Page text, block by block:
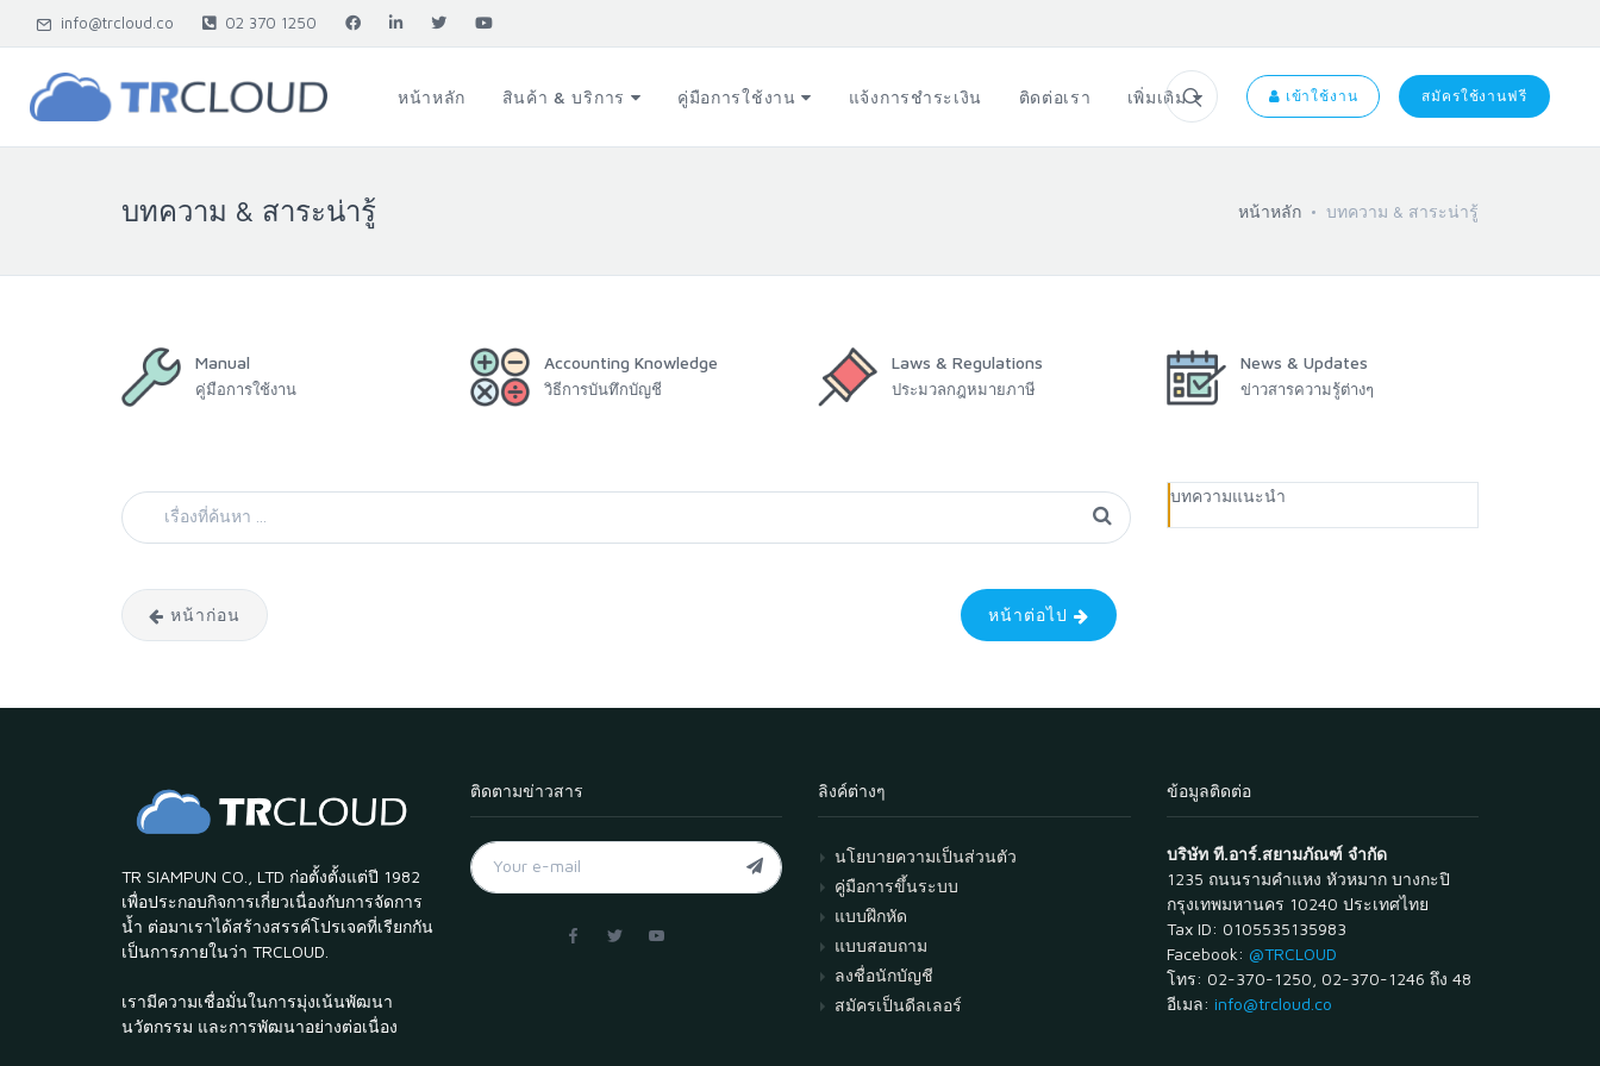
info@trcloud.co 02 370 1250
หน้าหลัก สินค้า & บริการ คู่มือการใช้งาน แจ้งการชำระเงิน ติดต่อเรา เพิ่มเติม เข้าใช้งาน สมัครใช้งานฟรี
บทความ & สาระน่ารู้ หน้าหลัก บทความ & สาระน่ารู้
Manual
คู่มือการใช้งาน
Accounting Knowledge
วิธีการบันทึกบัญชี
Laws & Regulations
ประมวลกฎหมายภาษี
News & Updates
ข่าวสารความรู้ต่างๆ
หน้าก่อน หน้าต่อไป
บทความแนะนำ
TR SIAMPUN CO., LTD ก่อตั้งตั้งแต่ปี 1982
เพื่อประกอบกิจการเกี่ยวเนื่องกับการจัดการ
น้ำ ต่อมาเราได้สร้างสรรค์โปรเจคที่เรียกกัน
เป็นการภายในว่า TRCLOUD.
เรามีความเชื่อมั่นในการมุ่งเน้นพัฒนา
นวัตกรรม และการพัฒนาอย่างต่อเนื่อง
ติดตามข่าวสาร ลิงค์ต่างๆ
นโยบายความเป็นส่วนตัว
คู่มือการขึ้นระบบ
แบบฝึกหัด
แบบสอบถาม
ลงชื่อนักบัญชี
สมัครเป็นดีลเลอร์
ข้อมูลติดต่อ
บริษัท ที.อาร์.สยามภัณฑ์ จำกัด
1235 ถนนรามคำแหง หัวหมาก บางกะปิ
กรุงเทพมหานคร 10240 ประเทศไทย
Tax ID: 0105535135983
Facebook: @TRCLOUD
โทร: 02-370-1250, 02-370-1246 ถึง 48
อีเมล: info@trcloud.co